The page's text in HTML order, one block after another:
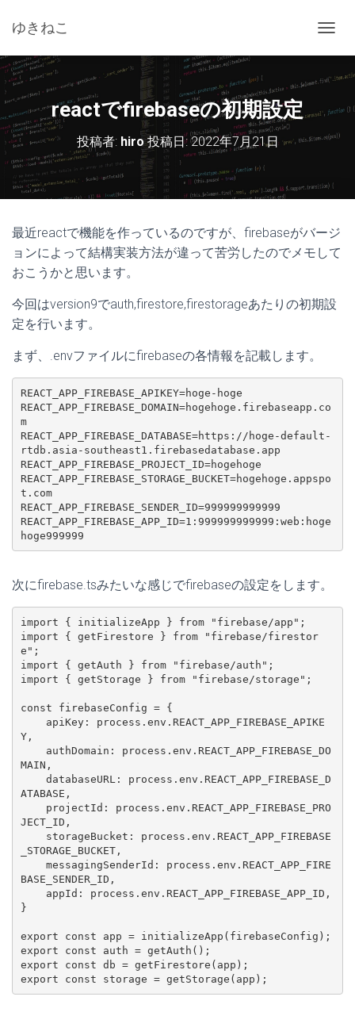
ゆきねこ
ビ
ー
ョ
替
reactでfirebaseの初期設定
投稿者: hiro投稿日:2022年7月21日
最近reactで機能を作っているのですが、firebaseがバージ
ョンによって結構実装方法が違って苦労したのでメモして
おこうかと思います。
今回はversion9でauth,firestore,firestorageあたりの初期設
定を行います。
まず、.envファイルにfirebaseの各情報を記載します。
REACT_APP_FIREBASE_APIKEY=hoge-hoge
REACT_APP_FIREBASE_DOMAIN=hogehoge.firebaseapp.co
m
REACT_APP_FIREBASE_DATABASE=https://hoge-default-
rtdb.asia-southeast1.firebasedatabase.app
REACT_APP_FIREBASE_PROJECT_ID=hogehoge
REACT_APP_FIREBASE_STORAGE_BUCKET=hogehoge.appspo
t.com
REACT_APP_FIREBASE_SENDER_ID=999999999999
REACT_APP_FIREBASE_APP_ID=1:999999999999:web:hoge
hoge999999
次にfirebase.tsみたいな感じでfirebaseの設定をします。
import { initializeApp } from "firebase/app";
import { getFirestore } from "firebase/firestor
e";
import { getAuth } from "firebase/auth";
import { getStorage } from "firebase/storage";
const firebaseConfig = {
Y,
MAIN,
ATABASE,
JECT_ID,
_STORAGE_BUCKET,
BASE_SENDER_ID,
}
export const app = initializeApp(firebaseConfig);
export const auth = getAuth();
export const db = getFirestore(app);
export const storage = getStorage(app);